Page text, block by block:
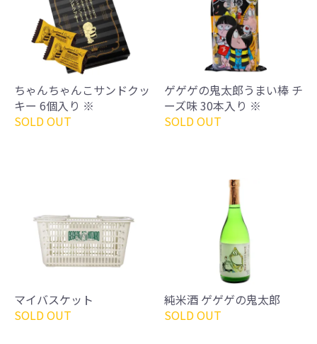
ちゃんちゃんこサンドクッ
キー 6個入り ※
SOLD OUT
ゲゲゲの鬼太郎うまい棒 チ
ーズ味 30本入り ※
SOLD OUT
マイバスケット
SOLD OUT
純米酒 ゲゲゲの鬼太郎
SOLD OUT